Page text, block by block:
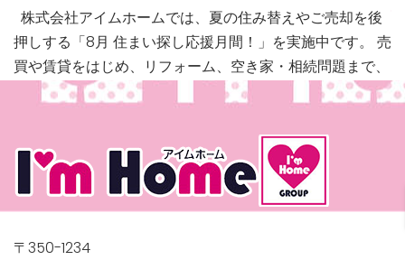
株式会社アイムホームでは、夏の住み替えやご売却を後
押しする「8月 住まい探し応援月間！」を実施中です。 売
買や賃貸をはじめ、リフォーム、空き家・相続問題まで、
不動産に関するあらゆるご相談に幅広く対応いたしま […]
〒350-1234